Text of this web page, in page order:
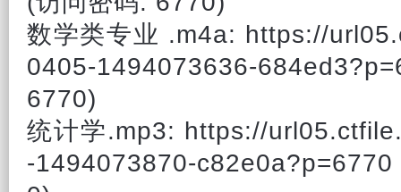
数学类专业 .m4a: https://
0405-1494073636-
6770)
统计学.mp3: https://
-1494073870-